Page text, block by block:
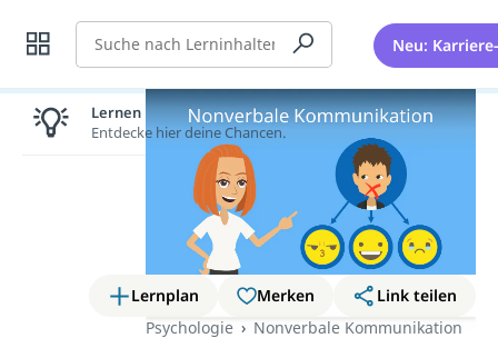
Suche Neu:
Lernplan Merken
Link teilen
Psychologie
Nonverbale Kommunikation
Lernen lohnt sich!
Entdecke hier deine Chancen.